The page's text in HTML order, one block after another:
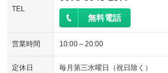
TEL
無料電話
営業時間 10:00～20:00
定休日 毎月第三水曜日（祝日除く）